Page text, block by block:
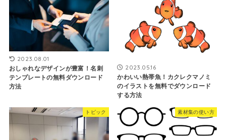
2023.08.01
おしゃれなデザインが豊富！名刺
テンプレートの無料ダウンロード
方法
2023.05.16
かわいい熱帯魚！カクレクマノミ
のイラストを無料でダウンロード
する方法
トピック 素材集の使い方